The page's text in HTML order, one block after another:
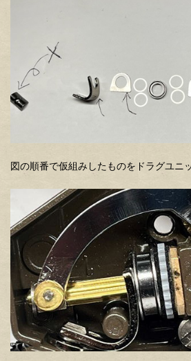
図の順番で仮組みしたものをドラグユニ